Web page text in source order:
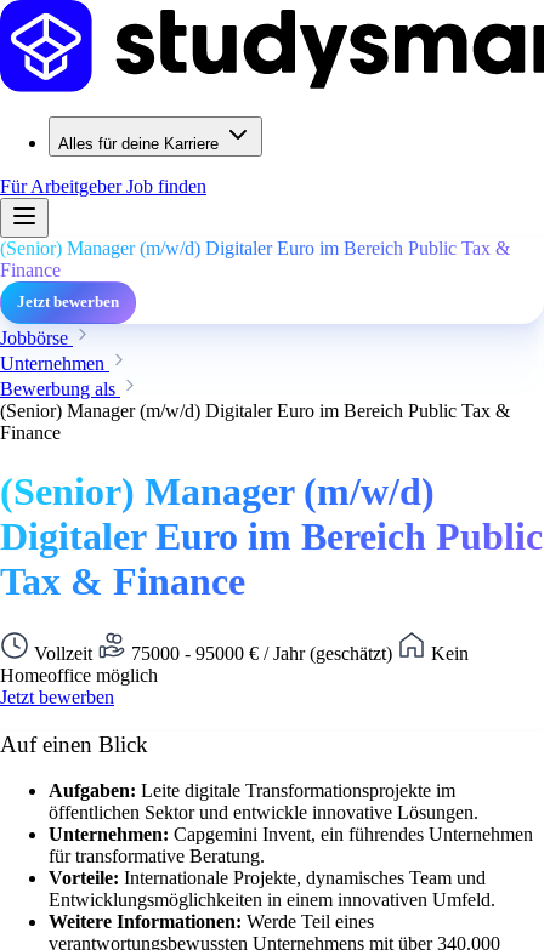
Alles für deine Karriere
Für ArbeitgeberJob finden
(Senior) Manager (m/w/d) Digitaler Euro im Bereich Public Tax &
Finance
Jetzt bewerben
Jobbörse
Unternehmen
Bewerbung als
(Senior) Manager (m/w/d) Digitaler Euro im Bereich Public Tax &
Finance
(Senior) Manager (m/w/d)
Digitaler Euro im Bereich Public
Tax & Finance
Vollzeit 75000 - 95000 € / Jahr (geschätzt)
Kein
Homeoffice möglich
Jetzt bewerben
Auf einen Blick
Aufgaben: Leite digitale Transformationsprojekte im
öffentlichen Sektor und entwickle innovative Lösungen.
Unternehmen: Capgemini Invent, ein führendes Unternehmen
für transformative Beratung.
Vorteile: Internationale Projekte, dynamisches Team und
Entwicklungsmöglichkeiten in einem innovativen Umfeld.
Weitere Informationen: Werde Teil eines
verantwortungsbewussten Unternehmens mit über 340.000